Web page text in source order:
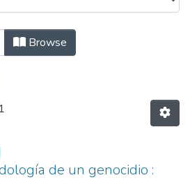
de Derecho by
Browse
de un genocidio :